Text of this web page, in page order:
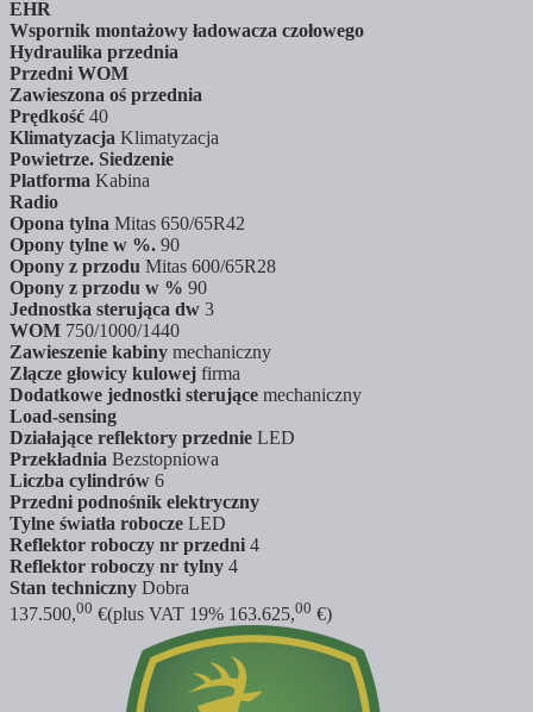
EHR
Wspornik montażowy ładowacza czołowego
Hydraulika przednia
Przedni WOM
Zawieszona oś przednia
Prędkość 40
Klimatyzacja Klimatyzacja
Powietrze. Siedzenie
Platforma Kabina
Radio
Opona tylna Mitas 650/65R42
Opony tylne w %. 90
Opony z przodu Mitas 600/65R28
Opony z przodu w % 90
Jednostka sterująca dw 3
WOM 750/1000/1440
Zawieszenie kabiny mechaniczny
Złącze głowicy kulowej firma
Dodatkowe jednostki sterujące mechaniczny
Load-sensing
Działające reflektory przednie LED
Przekładnia Bezstopniowa
Liczba cylindrów 6
Przedni podnośnik elektryczny
Tylne światła robocze LED
Reflektor roboczy nr przedni 4
Reflektor roboczy nr tylny 4
Stan techniczny Dobra
137.500,00 €(plus VAT 19% 163.625,00 €)